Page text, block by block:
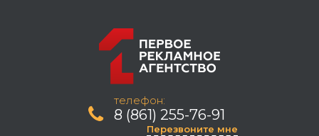
телефон:
8 (861) 255-76-91
Перезвоните мне